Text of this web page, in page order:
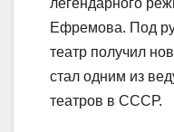
Ефремова. Под
театр получил
стал одним из
театров в СССР.